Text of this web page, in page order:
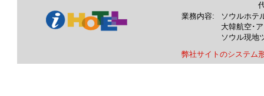
業務内容:
ソウルホテ
大韓航空･
ソウル現地
弊社サイトのシステム